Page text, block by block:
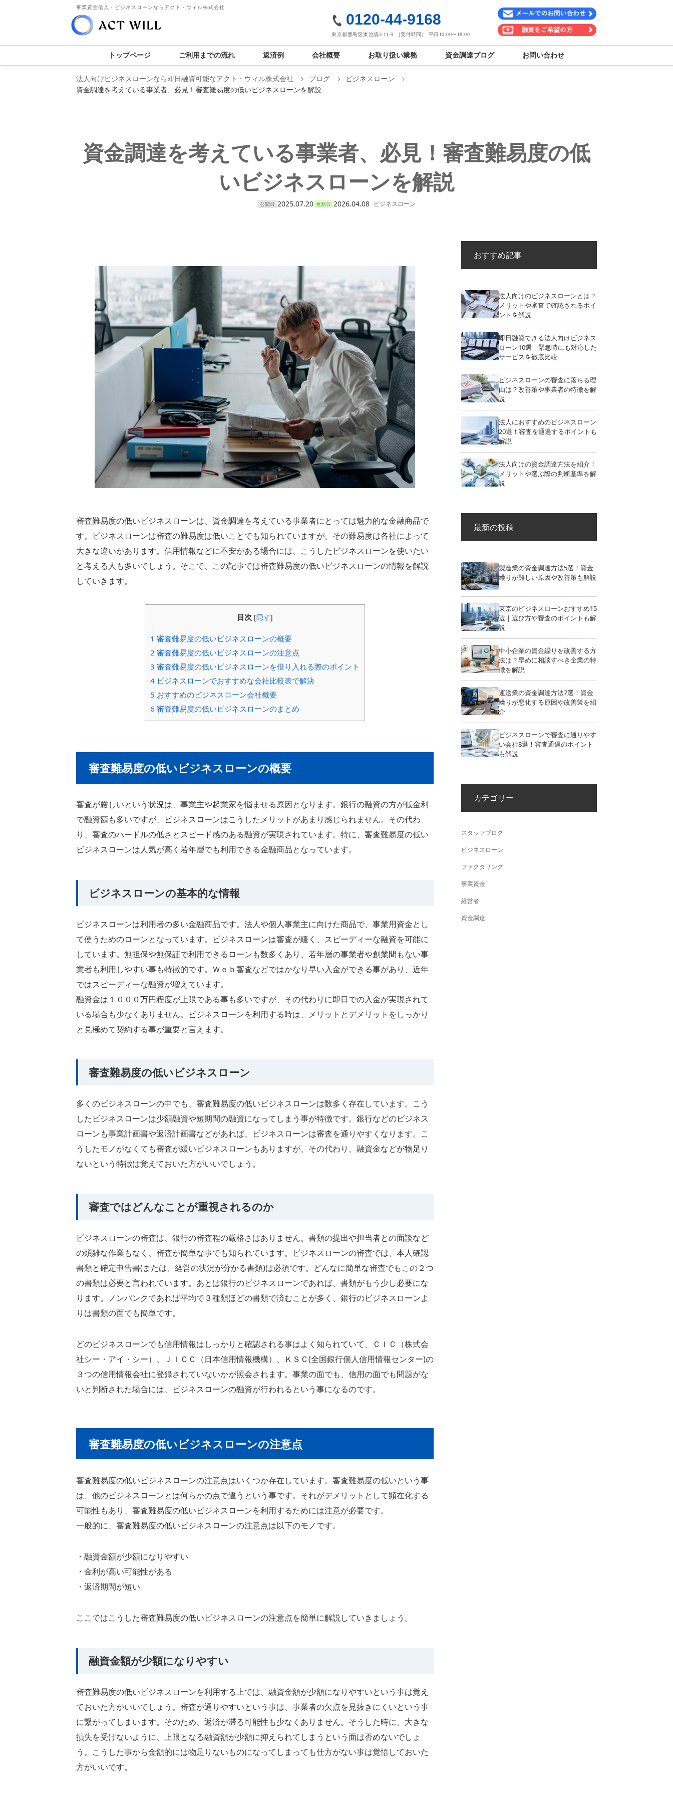
事業資金借入・ビジネスローンならアクト・ウィル株式会社
0120-44-9168
東京都豊島区東池袋3-11-9 [受付時間] 平日10:00〜18:00
トップページ ご利用までの流れ 返済例 会社概要 お取り扱い業務 資金調達ブログ お問い合わせ
法人向けビジネスローンなら即日融資可能なアクト・ウィル株式会社 ブログ
ビジネスローン
資金調達を考えている事業者、必見！審査難易度の低いビジネスローンを解説
資金調達を考えている事業者、必見！審査難易度の低
いビジネスローンを解説
公開日 2025.07.20 更新日 2026.04.08 ビジネスローン
審査難易度の低いビジネスローンは、資金調達を考えている事業者にとっては魅力的な金融商品で
す。ビジネスローンは審査の難易度は低いことでも知られていますが、その難易度は各社によって
大きな違いがあります。信用情報などに不安がある場合には、こうしたビジネスローンを使いたい
と考える人も多いでしょう。そこで、この記事では審査難易度の低いビジネスローンの情報を解説
していきます。
目次 [隠す]
1 審査難易度の低いビジネスローンの概要
2 審査難易度の低いビジネスローンの注意点
3 審査難易度の低いビジネスローンを借り入れる際のポイント
4 ビジネスローンでおすすめな会社比較表で解決
5 おすすめのビジネスローン会社概要
6 審査難易度の低いビジネスローンのまとめ
審査難易度の低いビジネスローンの概要
審査が厳しいという状況は、事業主や起業家を悩ませる原因となります。銀行の融資の方が低金利
で融資額も多いですが、ビジネスローンはこうしたメリットがあまり感じられません。その代わ
り、審査のハードルの低さとスピード感のある融資が実現されています。特に、審査難易度の低い
ビジネスローンは人気が高く若年層でも利用できる金融商品となっています。
ビジネスローンの基本的な情報
ビジネスローンは利用者の多い金融商品です。法人や個人事業主に向けた商品で、事業用資金とし
て使うためのローンとなっています。ビジネスローンは審査が緩く、スピーディーな融資を可能に
しています。無担保や無保証で利用できるローンも数多くあり、若年層の事業者や創業間もない事
業者も利用しやすい事も特徴的です。Ｗｅｂ審査などではかなり早い入金ができる事があり、近年
ではスピーディーな融資が増えています。
融資金は１０００万円程度が上限である事も多いですが、その代わりに即日での入金が実現されて
いる場合も少なくありません。ビジネスローンを利用する時は、メリットとデメリットをしっかり
と見極めて契約する事が重要と言えます。
審査難易度の低いビジネスローン
多くのビジネスローンの中でも、審査難易度の低いビジネスローンは数多く存在しています。こう
したビジネスローンは少額融資や短期間の融資になってしまう事が特徴です。銀行などのビジネス
ローンも事業計画書や返済計画書などがあれば、ビジネスローンは審査を通りやすくなります。こ
うしたモノがなくても審査が緩いビジネスローンもありますが、その代わり、融資金などが物足り
ないという特徴は覚えておいた方がいいでしょう。
審査ではどんなことが重視されるのか
ビジネスローンの審査は、銀行の審査程の厳格さはありません。書類の提出や担当者との面談など
の煩雑な作業もなく、審査が簡単な事でも知られています。ビジネスローンの審査では、本人確認
書類と確定申告書(または、経営の状況が分かる書類)は必須です。どんなに簡単な審査でもこの２つ
の書類は必要と言われています。あとは銀行のビジネスローンであれば、書類がもう少し必要にな
ります。ノンバンクであれば平均で３種類ほどの書類で済むことが多く、銀行のビジネスローンよ
りは書類の面でも簡単です。
どのビジネスローンでも信用情報はしっかりと確認される事はよく知られていて、ＣＩＣ（株式会
社シー・アイ・シー）、ＪＩＣＣ（日本信用情報機構）、ＫＳＣ(全国銀行個人信用情報センター)の
３つの信用情報会社に登録されていないかが照会されます。事業の面でも、信用の面でも問題がな
いと判断された場合には、ビジネスローンの融資が行われるという事になるのです。
審査難易度の低いビジネスローンの注意点
審査難易度の低いビジネスローンの注意点はいくつか存在しています。審査難易度の低いという事
は、他のビジネスローンとは何らかの点で違うという事です。それがデメリットとして顕在化する
可能性もあり、審査難易度の低いビジネスローンを利用するためには注意が必要です。
一般的に、審査難易度の低いビジネスローンの注意点は以下のモノです。
・融資金額が少額になりやすい
・金利が高い可能性がある
・返済期間が短い
ここではこうした審査難易度の低いビジネスローンの注意点を簡単に解説していきましょう。
融資金額が少額になりやすい
審査難易度の低いビジネスローンを利用する上では、融資金額が少額になりやすいという事は覚え
ておいた方がいいでしょう。審査が通りやすいという事は、事業者の欠点を見抜きにくいという事
に繋がってしまいます。そのため、返済が滞る可能性も少なくありません。そうした時に、大きな
損失を受けないように、上限となる融資額が少額に抑えられてしまうという面は否めないでしょ
う。こうした事から金額的には物足りないものになってしまっても仕方がない事は覚悟しておいた
方がいいです。
おすすめ記事
法人向けのビジネスローンとは？
メリットや審査で確認されるポイ
ントを解説
即日融資できる法人向けビジネス
ローン10選｜緊急時にも対応した
サービスを徹底比較
ビジネスローンの審査に落ちる理
由は？改善策や事業者の特徴を解
説
法人におすすめのビジネスローン
20選！審査を通過するポイントも
解説
法人向けの資金調達方法を紹介！
メリットや選ぶ際の判断基準を解
説
最新の投稿
製造業の資金調達方法5選！資金
繰りが難しい原因や改善策も解説
東京のビジネスローンおすすめ15
選｜選び方や審査のポイントも解
説
中小企業の資金繰りを改善する方
法は？早めに相談すべき企業の特
徴を解説
運送業の資金調達方法7選！資金
繰りが悪化する原因や改善策を紹
介
ビジネスローンで審査に通りやす
い会社8選！審査通過のポイント
も解説
カテゴリー
スタッフブログ
ビジネスローン
ファクタリング
事業資金
経営者
資金調達